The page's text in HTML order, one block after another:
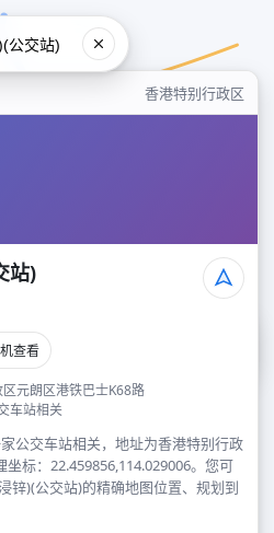
香港特别行政区
站)
查看
元朗区港铁巴士K68路
车站相关
公交车站相关，地址为香港特别行政
标：22.459856,114.029006。您可
锌)(公交站)的精确地图位置、规划到